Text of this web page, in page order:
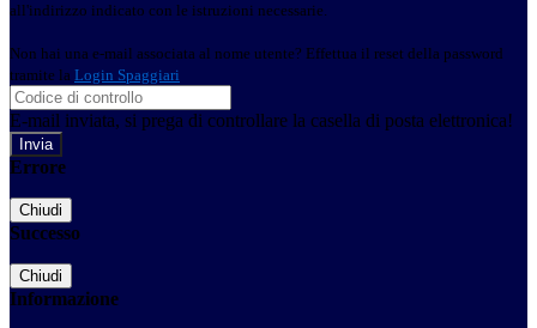
all'indirizzo indicato con le istruzioni necessarie.
Non hai una e-mail associata al nome utente? Effettua il reset della password
tramite la Login Spaggiari
E-mail inviata, si prega di controllare la casella di posta elettronica!
Errore
Chiudi
Successo
Chiudi
Informazione